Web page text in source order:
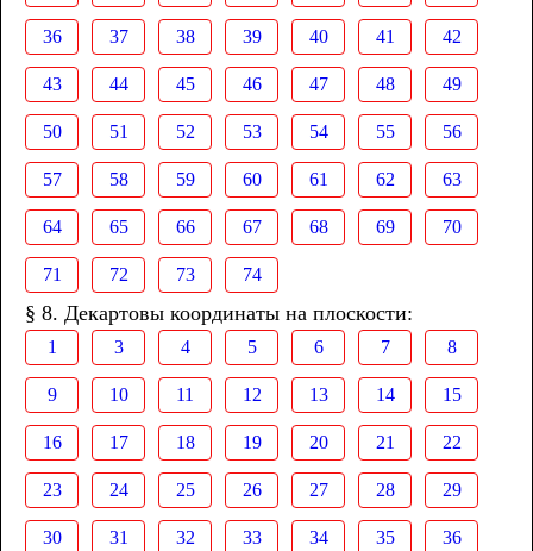
36 37 38 39 40 41 42
43 44 45 46 47 48 49
50 51 52 53 54 55 56
57 58 59 60 61 62 63
64 65 66 67 68 69 70
71 72 73 74
§ 8. Декартовы координаты на плоскости:
1 3 4 5 6 7 8
9 10 11 12 13 14 15
16 17 18 19 20 21 22
23 24 25 26 27 28 29
30 31 32 33 34 35 36